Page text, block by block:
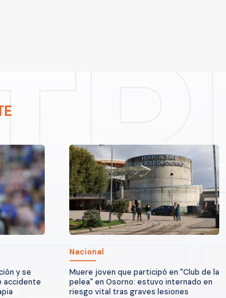
y se
accidente
Nacional
Muere joven que participó en "Club de la
pelea" en Osorno: estuvo internado en
riesgo vital tras graves lesiones